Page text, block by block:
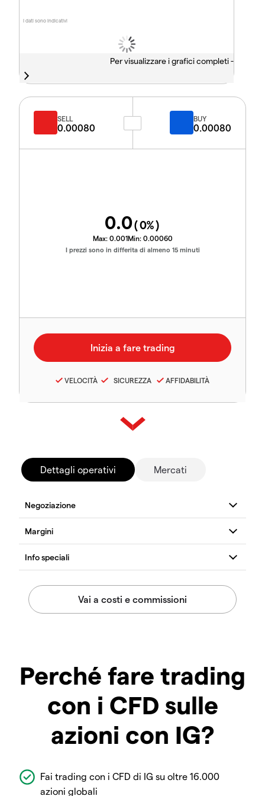
I dati sono indicativi
Per visualizzare i grafici completi -
SELL
0.00080
BUY
0.00080
0.0(0%)
Max: 0.001Min: 0.00060
I prezzi sono in differita di almeno 15 minuti
VELOCITÀ SICUREZZA AFFIDABILITÀ
Dettagli operativi Mercati
Perché fare trading
con i CFD sulle
azioni con IG?
Fai trading con i CFD di IG su oltre 16.000
azioni globali